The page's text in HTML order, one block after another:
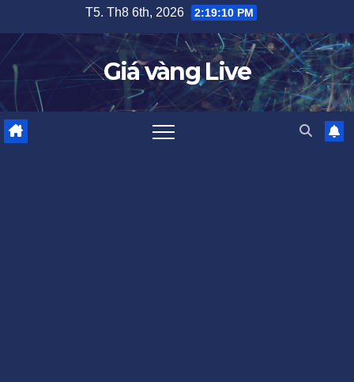
content
T5. Th8 6th, 2026 2:19:10 PM
Giá vàng Live